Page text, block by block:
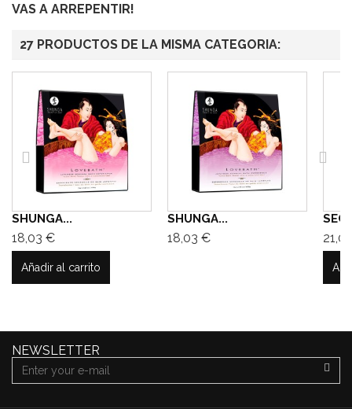
VAS A ARREPENTIR!
27 PRODUCTOS DE LA MISMA CATEGORIA:
SHUNGA...
18,03 €
Añadir al carrito
SHUNGA...
18,03 €
NEWSLETTER